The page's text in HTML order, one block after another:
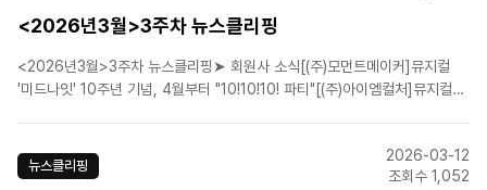
<2026년3월>3주차 뉴스클리핑
<2026년3월>3주차 뉴스클리핑➤ 회원사 소식[(주)모먼트메이커]뮤지컬
'미드나잇' 10주년 기념, 4월부터 "10!10!10! 파티"[(주)아이엠컬처]뮤지컬
'이터니티', 오는 7..
뉴스클리핑
2026-03-12
조회수 1,052